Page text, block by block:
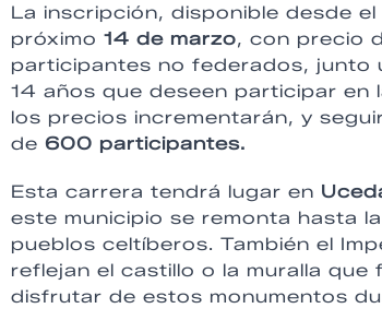
La inscripción, disponible desde el
próximo 14 de marzo, con precio
participantes no federados, junto
14 años que deseen participar en
los precios incrementarán, y
de 600 participantes.
Esta carrera tendrá lugar en
este municipio se remonta hasta
pueblos celtíberos. También el
reflejan el castillo o la muralla
disfrutar de estos monumentos